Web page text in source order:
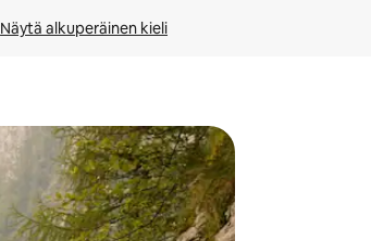
Näytä alkuperäinen kieli